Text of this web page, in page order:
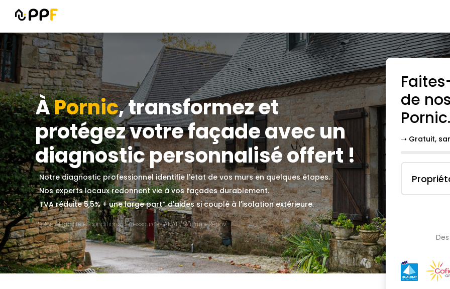
ÀPornic, transformez et
protégez votre façade avec un
diagnostic personnalisé offert !
Notre diagnostic professionnel identifie l'état de vos murs en quelques étapes.
Nos experts locaux redonnent vie à vos façades durablement.
TVA réduite 5,5% + une large part* d'aides si couplé à l'isolation extérieure.
*Selon éligibilité et conditions de ressources ANAH/MaPrimeRénov'.
de
Pornic
➝ Gratuit,